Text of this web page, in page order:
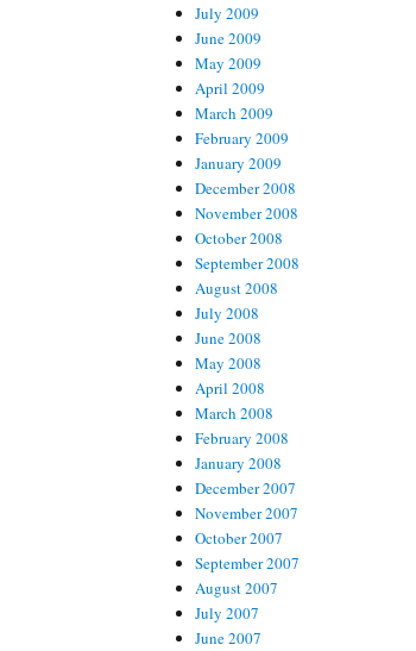
July 2009
June 2009
May 2009
April 2009
March 2009
February 2009
January 2009
December 2008
November 2008
October 2008
September 2008
August 2008
July 2008
June 2008
May 2008
April 2008
March 2008
February 2008
January 2008
December 2007
November 2007
October 2007
September 2007
August 2007
July 2007
June 2007